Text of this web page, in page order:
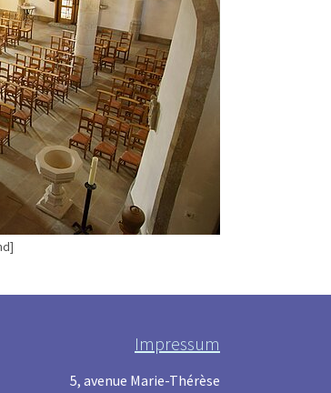
Impressum
5, avenue Marie-Thérèse